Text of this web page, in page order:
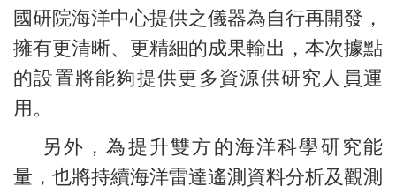
國研院海洋中心提供之儀器為自行再開發，
擁有更清晰、更精細的成果輸出，本次據點
的設置將能夠提供更多資源供研究人員運
用。
另外，為提升雙方的海洋科學研究能
量，也將持續海洋雷達遙測資料分析及觀測